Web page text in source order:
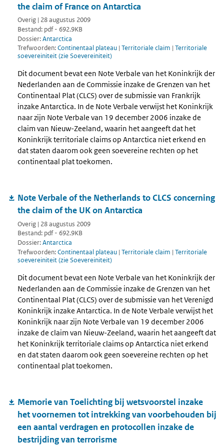
the claim of France on Antarctica
Overig | 28 augustus 2009
Bestand: pdf - 692.9KB
Dossier:Antarctica
Trefwoorden:Continentaal plateau | Territoriale claim | Territoriale
soevereiniteit (zie Soevereiniteit)
Dit document bevat een Note Verbale van het Koninkrijk der
Nederlanden aan de Commissie inzake de Grenzen van het
Continentaal Plat (CLCS) over de submissie van Frankrijk
inzake Antarctica. In de Note Verbale verwijst het Koninkrijk
naar zijn Note Verbale van 19 december 2006 inzake de
claim van Nieuw-Zeeland, waarin het aangeeft dat het
Koninkrijk territoriale claims op Antarctica niet erkend en
dat staten daarom ook geen soevereine rechten op het
continentaal plat toekomen.
Note Verbale of the Netherlands to CLCS concerning
the claim of the UK on Antarctica
Overig | 28 augustus 2009
Bestand: pdf - 692.9KB
Dossier:Antarctica
Trefwoorden:Continentaal plateau | Territoriale claim | Territoriale
soevereiniteit (zie Soevereiniteit)
Dit document bevat een Note Verbale van het Koninkrijk der
Nederlanden aan de Commissie inzake de Grenzen van het
Continentaal Plat (CLCS) over de submissie van het Verenigd
Koninkrijk inzake Antarctica. In de Note Verbale verwijst het
Koninkrijk naar zijn Note Verbale van 19 december 2006
inzake de claim van Nieuw-Zeeland, waarin het aangeeft dat
het Koninkrijk territoriale claims op Antarctica niet erkend
en dat staten daarom ook geen soevereine rechten op het
continentaal plat toekomen.
Memorie van Toelichting bij wetsvoorstel inzake
het voornemen tot intrekking van voorbehouden bij
een aantal verdragen en protocollen inzake de
bestrijding van terrorisme